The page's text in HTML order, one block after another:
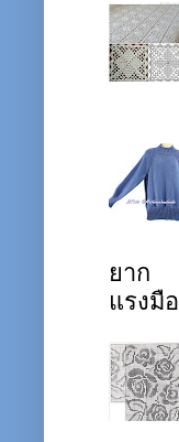
ยาก
แรงมื